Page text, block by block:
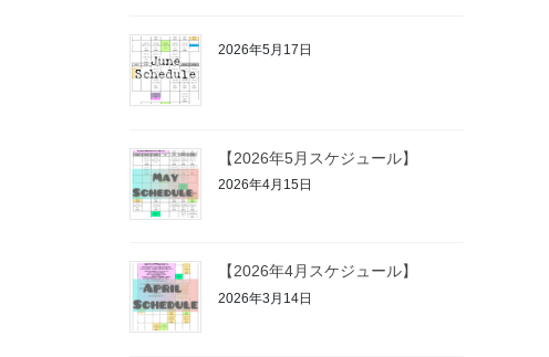
2026年5月17日
【2026年5月スケジュール】
2026年4月15日
【2026年4月スケジュール】
2026年3月14日